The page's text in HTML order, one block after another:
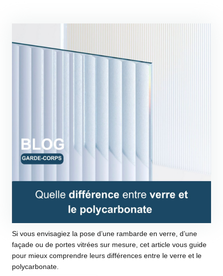
Si vous envisagiez la pose d’une rambarde en verre, d’une
façade ou de portes vitrées sur mesure, cet article vous guide
pour mieux comprendre leurs différences entre le verre et le
polycarbonate.